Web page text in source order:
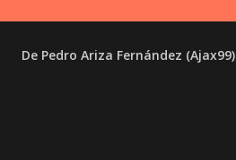
De Pedro Ariza Fernández (Ajax99)